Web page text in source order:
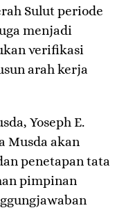
Sulut periode
menjadi
verifikasi
arah kerja
Yoseph E.
Musda akan
penetapan tata
pimpinan